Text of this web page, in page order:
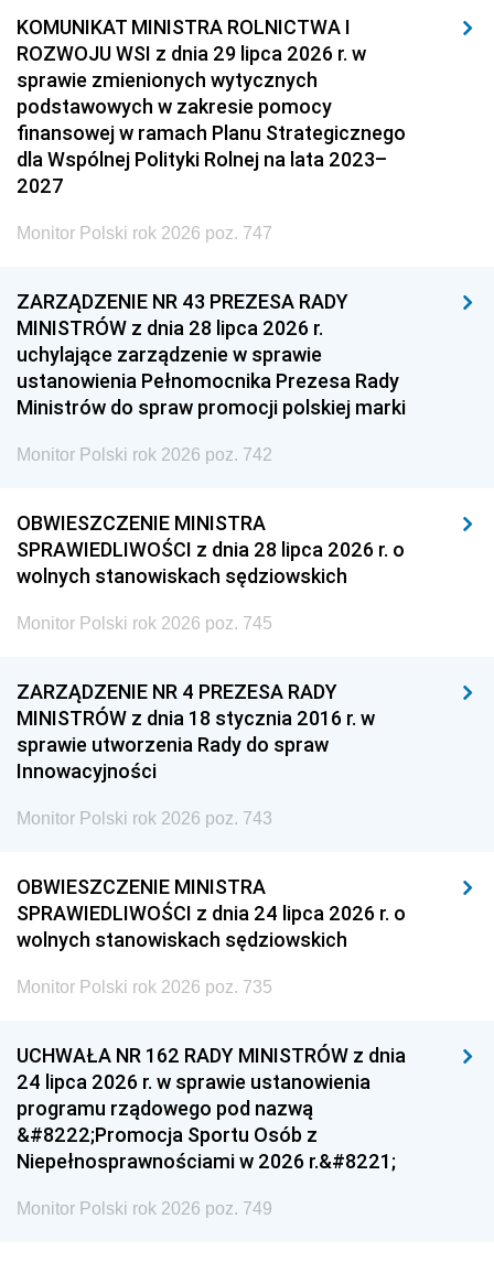
KOMUNIKAT MINISTRA ROLNICTWA I
ROZWOJU WSI z dnia 29 lipca 2026 r. w
sprawie zmienionych wytycznych
podstawowych w zakresie pomocy
finansowej w ramach Planu Strategicznego
dla Wspólnej Polityki Rolnej na lata 2023–
2027
Monitor Polski rok 2026 poz. 747
ZARZĄDZENIE NR 43 PREZESA RADY
MINISTRÓW z dnia 28 lipca 2026 r.
uchylające zarządzenie w sprawie
ustanowienia Pełnomocnika Prezesa Rady
Ministrów do spraw promocji polskiej marki
Monitor Polski rok 2026 poz. 742
OBWIESZCZENIE MINISTRA
SPRAWIEDLIWOŚCI z dnia 28 lipca 2026 r. o
wolnych stanowiskach sędziowskich
Monitor Polski rok 2026 poz. 745
ZARZĄDZENIE NR 4 PREZESA RADY
MINISTRÓW z dnia 18 stycznia 2016 r. w
sprawie utworzenia Rady do spraw
Innowacyjności
Monitor Polski rok 2026 poz. 743
OBWIESZCZENIE MINISTRA
SPRAWIEDLIWOŚCI z dnia 24 lipca 2026 r. o
wolnych stanowiskach sędziowskich
Monitor Polski rok 2026 poz. 735
UCHWAŁA NR 162 RADY MINISTRÓW z dnia
24 lipca 2026 r. w sprawie ustanowienia
programu rządowego pod nazwą
&#8222;Promocja Sportu Osób z
Niepełnosprawnościami w 2026 r.&#8221;
Monitor Polski rok 2026 poz. 749